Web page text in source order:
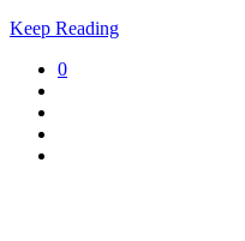
Keep Reading
0